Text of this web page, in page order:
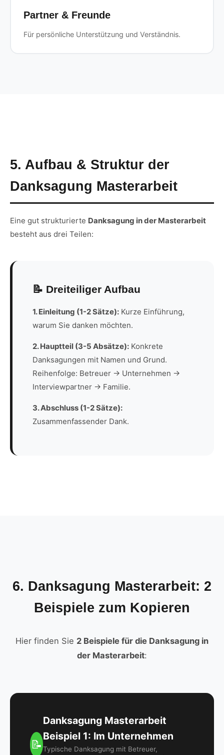
Partner & Freunde
Für persönliche Unterstützung und Verständnis.
5. Aufbau & Struktur der
Danksagung Masterarbeit
Eine gut strukturierte Danksagung in der Masterarbeit
besteht aus drei Teilen:
📝 Dreiteiliger Aufbau
1. Einleitung (1-2 Sätze): Kurze Einführung,
warum Sie danken möchten.
2. Hauptteil (3-5 Absätze): Konkrete
Danksagungen mit Namen und Grund.
Reihenfolge: Betreuer → Unternehmen →
Interviewpartner → Familie.
3. Abschluss (1-2 Sätze):
Zusammenfassender Dank.
6. Danksagung Masterarbeit: 2
Beispiele zum Kopieren
Hier finden Sie 2 Beispiele für die Danksagung in
der Masterarbeit:
📝
Danksagung Masterarbeit
Beispiel 1: Im Unternehmen
Typische Danksagung mit Betreuer,